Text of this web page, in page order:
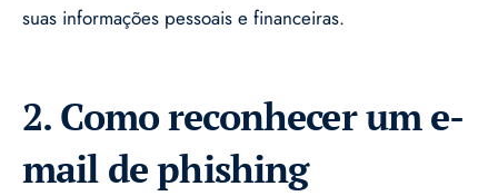
suas informações pessoais e financeiras.
2. Como reconhecer um e-
mail de phishing